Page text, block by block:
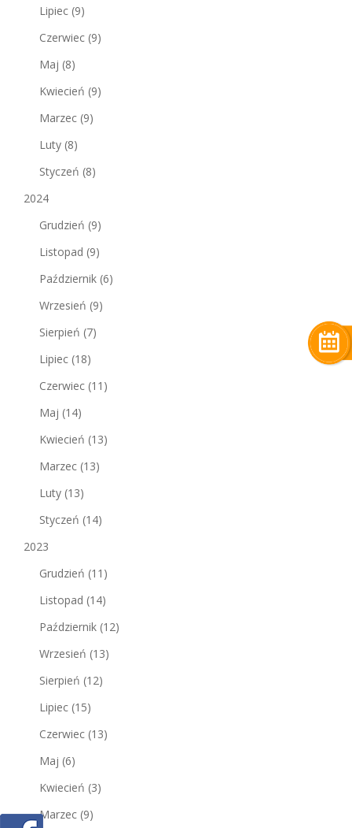
Lipiec (9)
Czerwiec (9)
Maj (8)
Kwiecień (9)
Marzec (9)
Luty (8)
Styczeń (8)
2024
Grudzień (9)
Listopad (9)
Październik (6)
Wrzesień (9)
Sierpień (7)
Lipiec (18)
Czerwiec (11)
Maj (14)
Kwiecień (13)
Marzec (13)
Luty (13)
Styczeń (14)
2023
Grudzień (11)
Listopad (14)
Październik (12)
Wrzesień (13)
Sierpień (12)
Lipiec (15)
Czerwiec (13)
Maj (6)
Kwiecień (3)
Marzec (9)